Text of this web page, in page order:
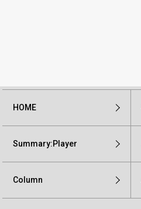
HOME
Summary:Player
Column